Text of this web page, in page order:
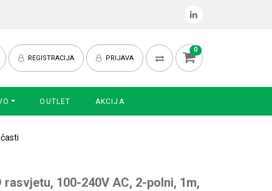
REGISTRACIJA PRIJAVA
0
OUTLET AKCIJA
rasvjetu, 100-240V AC, 2-polni, 1m,